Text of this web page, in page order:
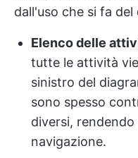
dall'uso che si fa
Elenco delle
tutte le attività
sinistro del
sono spesso
diversi, rendendo
navigazione.